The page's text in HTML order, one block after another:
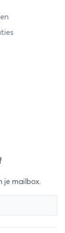
je mailbox.